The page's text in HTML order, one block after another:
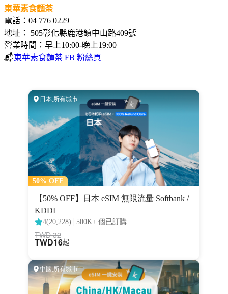
東華素食麵茶
電話：04 776 0229
地址： 505彰化縣鹿港鎮中山路409號
營業時間：早上10:00-晚上19:00
📬東華素食麵茶 FB 粉絲頁